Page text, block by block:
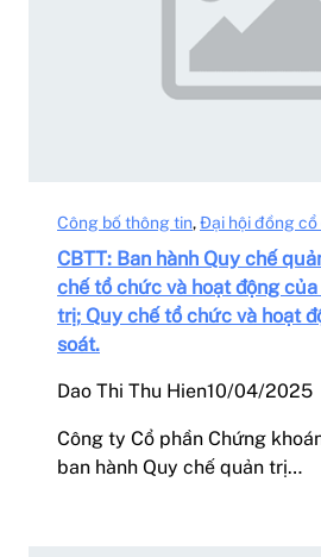
Công bố thông tin, Đại hội đồng cổ
CBTT: Ban hành Quy chế
chế tổ chức và hoạt động
trị; Quy chế tổ chức và hoạt
soát.
Dao Thi Thu Hien10/04/2025
Công ty Cổ phần Chứng
ban hành Quy chế quản trị…